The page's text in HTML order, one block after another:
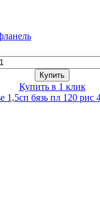
Купить в 1 клик